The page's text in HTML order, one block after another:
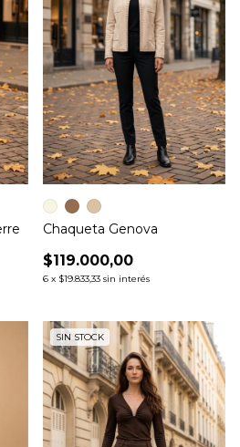
Chaqueta Genova
$119.000,00
6 x $19.833,33 sin interés
SIN STOCK